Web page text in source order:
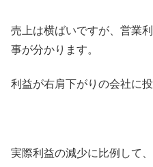
売上は横ばいですが、営業
事が分かります。
利益が右肩下がりの会社に
実際利益の減少に比例して